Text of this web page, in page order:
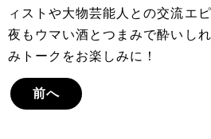
ィストや大物芸能人との交流エ
夜もウマい酒とつまみで酔いし
みトークをお楽しみに！
前へ